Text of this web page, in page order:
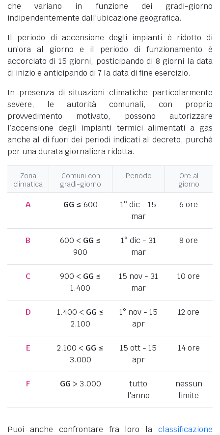
che variano in funzione dei gradi-giorno
indipendentemente dall'ubicazione geografica.
Il periodo di accensione degli impianti è ridotto di
un’ora al giorno e il periodo di funzionamento è
accorciato di 15 giorni, posticipando di 8 giorni la data
di inizio e anticipando di 7 la data di fine esercizio.
In presenza di situazioni climatiche particolarmente
severe, le autorità comunali, con proprio
provvedimento motivato, possono autorizzare
l’accensione degli impianti termici alimentati a gas
anche al di fuori dei periodi indicati al decreto, purché
per una durata giornaliera ridotta.
Zona
climatica
Comuni con
gradi-giorno
Periodo
Ore al
giorno
A GG ≤ 600
1° dic - 15
mar
6 ore
B 600 < GG ≤
900
1° dic - 31
mar
8 ore
C 900 < GG ≤
1.400
15 nov - 31
mar
10 ore
D 1.400 < GG ≤
2.100
1° nov - 15
apr
12 ore
E 2.100 < GG ≤
3.000
15 ott - 15
apr
14 ore
F GG > 3.000
tutto
l'anno
nessun
limite
Puoi anche confrontare fra loro la classificazione